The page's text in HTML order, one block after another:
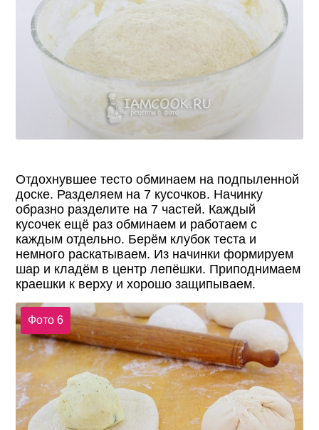
Отдохнувшее тесто обминаем на подпыленной
доске. Разделяем на 7 кусочков. Начинку
образно разделите на 7 частей. Каждый
кусочек ещё раз обминаем и работаем с
каждым отдельно. Берём клубок теста и
немного раскатываем. Из начинки формируем
шар и кладём в центр лепёшки. Приподнимаем
краешки к верху и хорошо защипываем.
Фото 6